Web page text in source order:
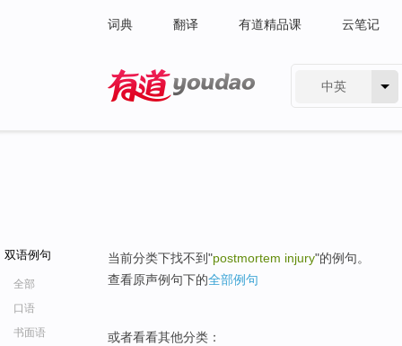
词典 翻译 有道精品课 云笔记
中英
双语例句
全部
口语
书面语
当前分类下找不到"postmortem injury"的例句。
查看原声例句下的全部例句
或者看看其他分类：